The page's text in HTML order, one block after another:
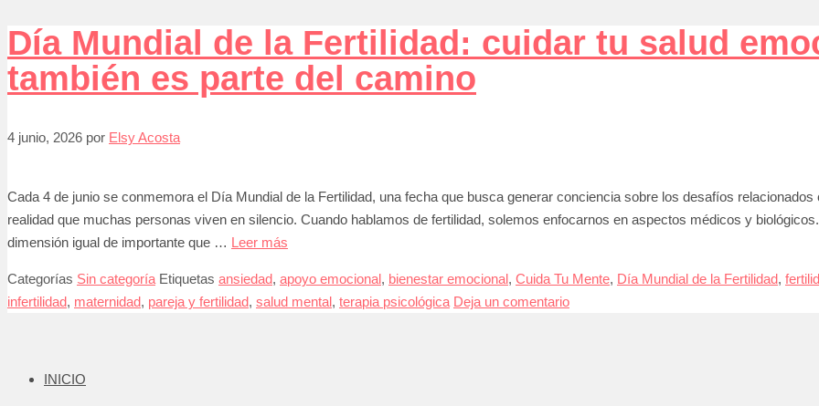
Día Mundial de la Fertilidad: cuidar tu salud
también es parte del camino
4 junio, 2026 por Elsy Acosta
Cada 4 de junio se conmemora el Día Mundial de la Fertilidad, una fecha que busca generar conciencia sobre los desafíos
realidad que muchas personas viven en silencio. Cuando hablamos de fertilidad, solemos enfocarnos en aspectos médicos y
dimensión igual de importante que … Leer más
Categorías Sin categoría Etiquetas ansiedad, apoyo emocional, bienestar emocional, Cuida Tu Mente, Día Mundial de la Fertilidad,
infertilidad, maternidad, pareja y fertilidad, salud mental, terapia psicológica Deja un comentario
INICIO